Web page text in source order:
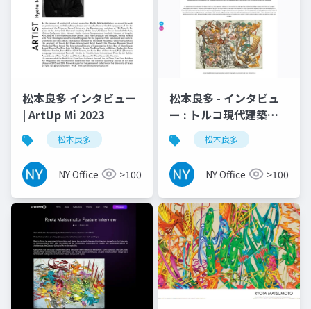
松本良多 インタビュー
| ArtUp Mi 2023
松本良多
NY Office >100
松本良多 - インタビュ
ー : トルコ現代建築と
美術 | TraMod アカデ
ミー 2023
松本良多
NY Office >100